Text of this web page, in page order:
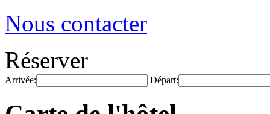
Nous contacter
Réserver
Arrivée: Départ: